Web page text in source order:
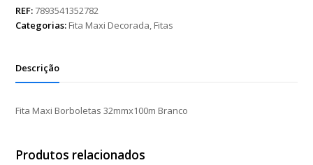
32mmx100m
Branco
REF:7893541352782
Categorias: Fita Maxi Decorada, Fitas
Descrição
Fita Maxi Borboletas 32mmx100m Branco
Produtos relacionados